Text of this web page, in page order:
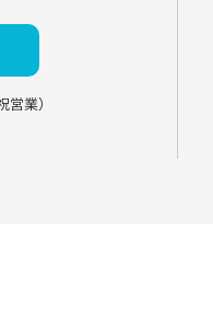
営業）